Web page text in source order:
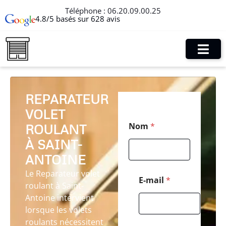
Téléphone : 06.20.09.00.25
4.8/5 basés sur 628 avis
REPARATEUR
VOLET
ROULANT
À SAINT-
ANTOINE
Le Reparateur volet
roulant à Saint-
Antoine intervient
lorsque les volets
roulants nécessitent
é
l
p
Nom *
E-mail *